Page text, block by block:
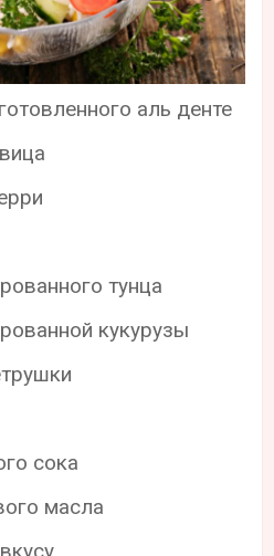
аль денте
тунца
кукурузы
сока
масла